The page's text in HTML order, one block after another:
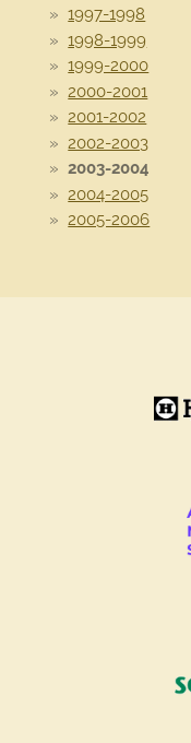
1997-1998
1998-1999
1999-2000
2000-2001
2001-2002
2002-2003
2003-2004
2004-2005
2005-2006